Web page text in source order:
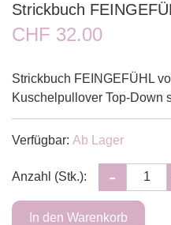
Strickbuch
CHF 32.00
Strickbuch FEINGEFÜHL
Kuschelpullover Top-Down
Verfügbar: Ab Lager
Anzahl (Stk.):